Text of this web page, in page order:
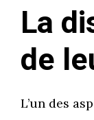
La
de
L’un des